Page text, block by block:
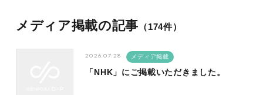
メディア掲載の記事 （174件）
「NHK」にご掲載いただきました。
2026.07.28 メディア掲載